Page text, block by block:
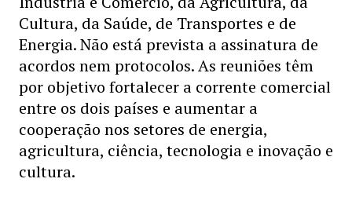
Cultura, da Saúde, de Transportes e de
Energia. Não está prevista a assinatura de
acordos nem protocolos. As reuniões têm
por objetivo fortalecer a corrente comercial
entre os dois países e aumentar a
cooperação nos setores de energia,
agricultura, ciência, tecnologia e inovação e
cultura.